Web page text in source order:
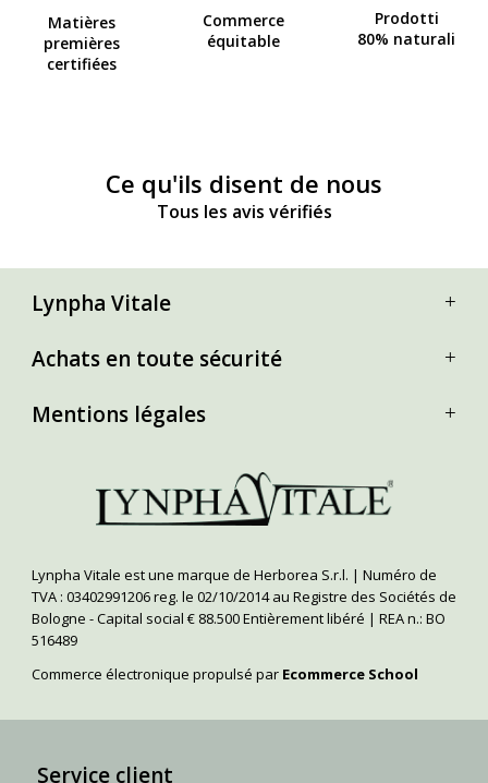
Matières
premières
certifiées
Commerce
équitable
Prodotti
80% naturali
Ce qu'ils disent de nous
Tous les avis vérifiés
Lynpha Vitale
Achats en toute sécurité
Mentions légales
Lynpha Vitale est une marque de Herborea S.r.l. | Numéro de
TVA : 03402991206 reg. le 02/10/2014 au Registre des Sociétés de
Bologne - Capital social € 88.500 Entièrement libéré | REA n.: BO
516489
Commerce électronique propulsé par Ecommerce School
Service client